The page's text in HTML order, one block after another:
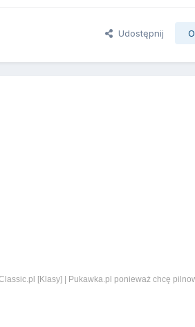
Udostępnij
[Klasy] | Pukawka.pl ponieważ chcę